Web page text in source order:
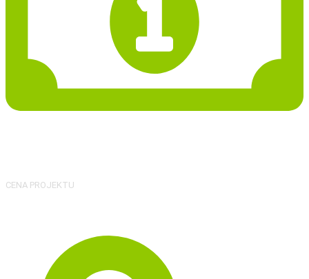
CENA PROJEKTU